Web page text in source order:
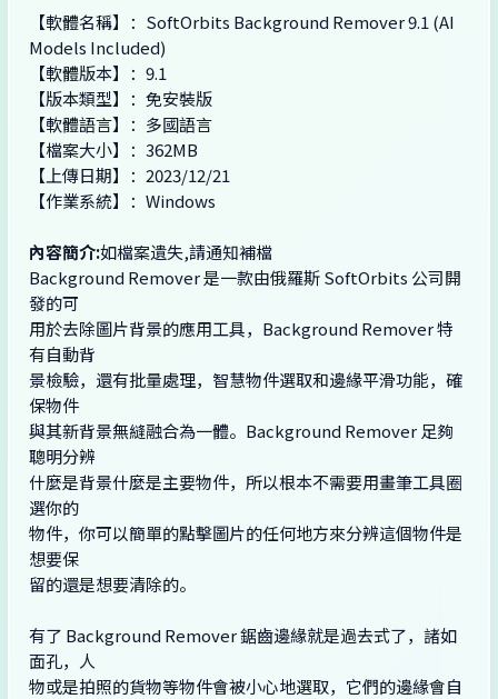
【軟體名稱】：SoftOrbits Background Remover 9.1 (AI
Models Included)
【軟體版本】：9.1
【版本類型】：免安裝版
【軟體語言】：多國語言
【檔案大小】：362MB
【上傳日期】：2023/12/21
【作業系統】：Windows
內容簡介:如檔案遺失,請通知補檔
Background Remover 是一款由俄羅斯 SoftOrbits 公司開
發的可
用於去除圖片背景的應用工具，Background Remover 特
有自動背
景檢驗，還有批量處理，智慧物件選取和邊緣平滑功能，確
保物件
與其新背景無縫融合為一體。Background Remover 足夠
聰明分辨
什麼是背景什麼是主要物件，所以根本不需要用畫筆工具圈
選你的
物件，你可以簡單的點擊圖片的任何地方來分辨這個物件是
想要保
留的還是想要清除的。
有了 Background Remover 鋸齒邊緣就是過去式了，諸如
面孔，人
物或是拍照的貨物等物件會被小心地選取，它們的邊緣會自